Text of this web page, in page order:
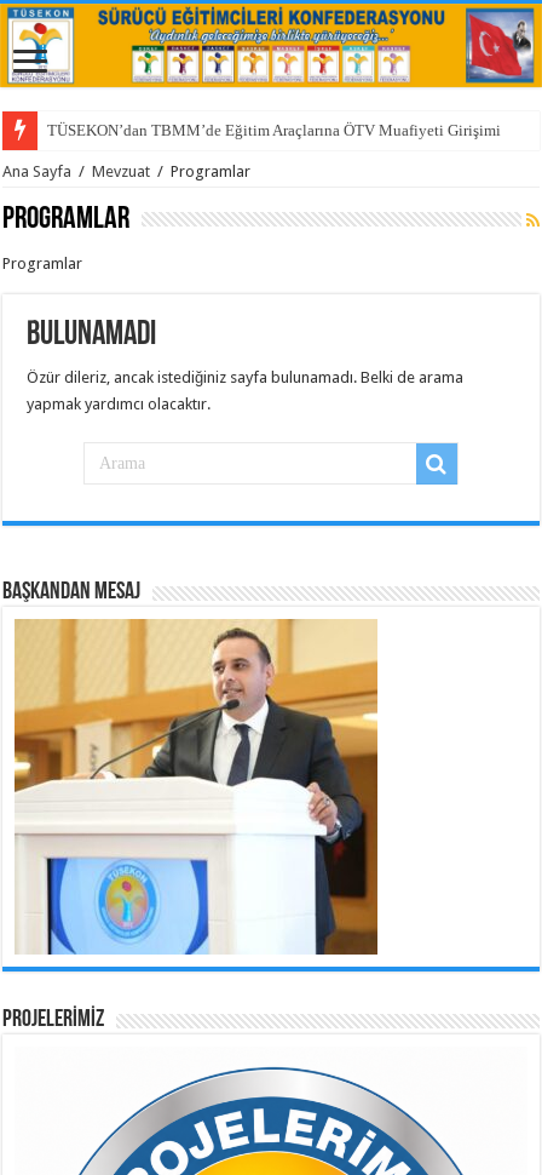
TÜSEKON’dan TBMM’de Eğitim Araçlarına ÖTV Muafiyeti Girişimi
Ana Sayfa / Mevzuat / Programlar
Programlar
Programlar
Bulunamadı
Özür dileriz, ancak istediğiniz sayfa bulunamadı. Belki de arama
yapmak yardımcı olacaktır.
BAŞKANDAN MESAJ
PROJELERİMİZ